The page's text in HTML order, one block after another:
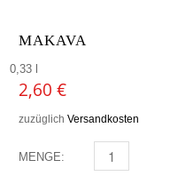
MAKAVA
0,33 l
2,60 €
zuzüglich Versandkosten
MENGE: MAKAVA MENGE